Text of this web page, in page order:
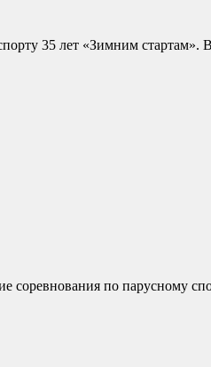
35 лет «Зимним стартам».
по парусному